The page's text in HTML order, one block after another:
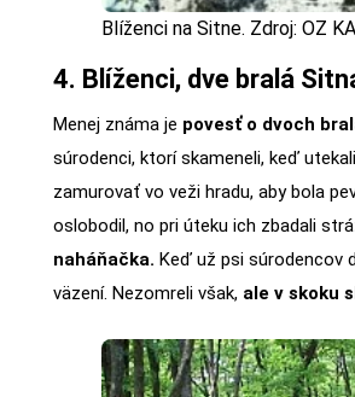
Blíženci na Sitne. Zdroj: OZ
4. Blíženci, dve bralá
Menej známa je povesť o dvoch
súrodenci, ktorí skameneli, keď
zamurovať vo veži hradu, aby bola
oslobodil, no pri úteku ich zbadali
naháňačka. Keď už psi súrodencov
väzení. Nezomreli však, ale v skoku